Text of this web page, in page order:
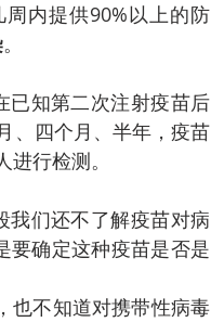
内提供90%以上的防
。
已知第二次注射疫苗后
、四个月、半年，疫苗
行检测。
我们还不了解疫苗对病
要确定这种疫苗是否是
也不知道对携带性病毒